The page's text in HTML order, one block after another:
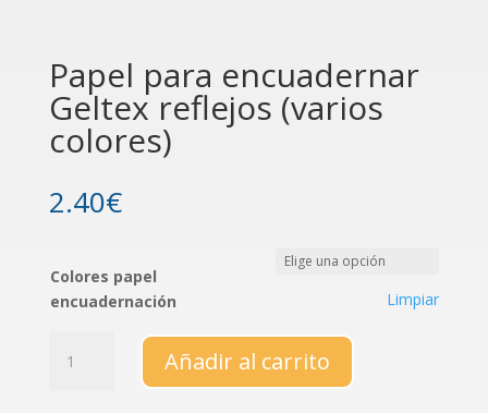
Papel para encuadernar
Geltex reflejos (varios
colores)
2.40€
Colores papel
encuadernación
Limpiar
para
Añadir al carrito